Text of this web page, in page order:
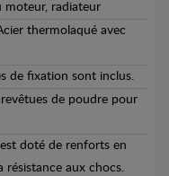
moteur, radiateur
thermolaqué avec
de fixation sont inclus.
de poudre pour
doté de renforts en
résistance aux chocs.